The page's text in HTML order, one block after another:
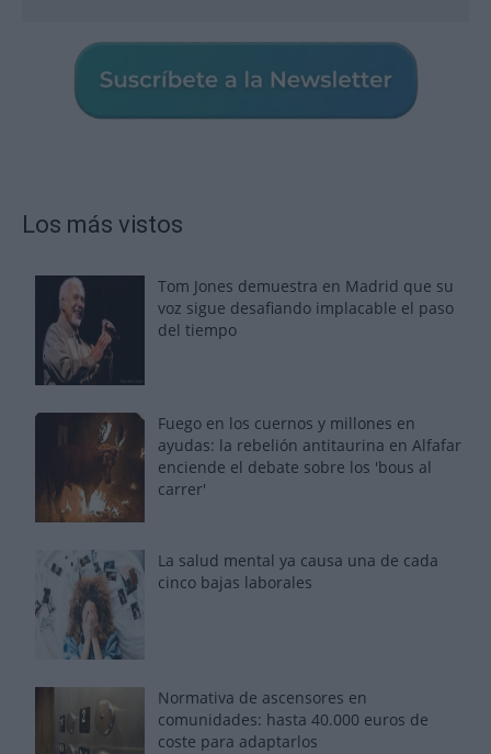
Los más vistos
Tom Jones demuestra en Madrid que su
voz sigue desafiando implacable el paso
del tiempo
Fuego en los cuernos y millones en
ayudas: la rebelión antitaurina en Alfafar
enciende el debate sobre los 'bous al
carrer'
La salud mental ya causa una de cada
cinco bajas laborales
Normativa de ascensores en
comunidades: hasta 40.000 euros de
coste para adaptarlos